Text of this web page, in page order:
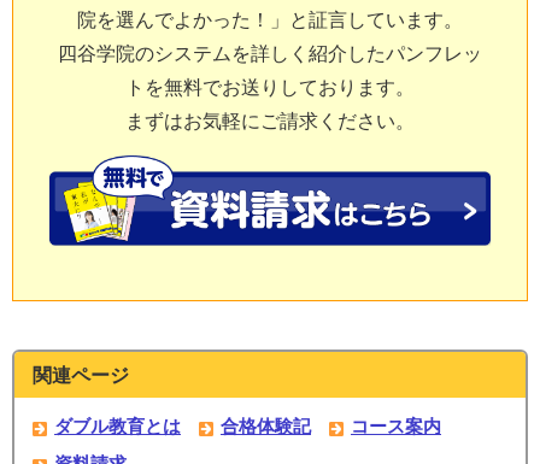
院を選んでよかった！」と証言しています。
四谷学院のシステムを詳しく紹介したパンフレッ
トを無料でお送りしております。
まずはお気軽にご請求ください。
関連ページ
ダブル教育とは 合格体験記
コース案内